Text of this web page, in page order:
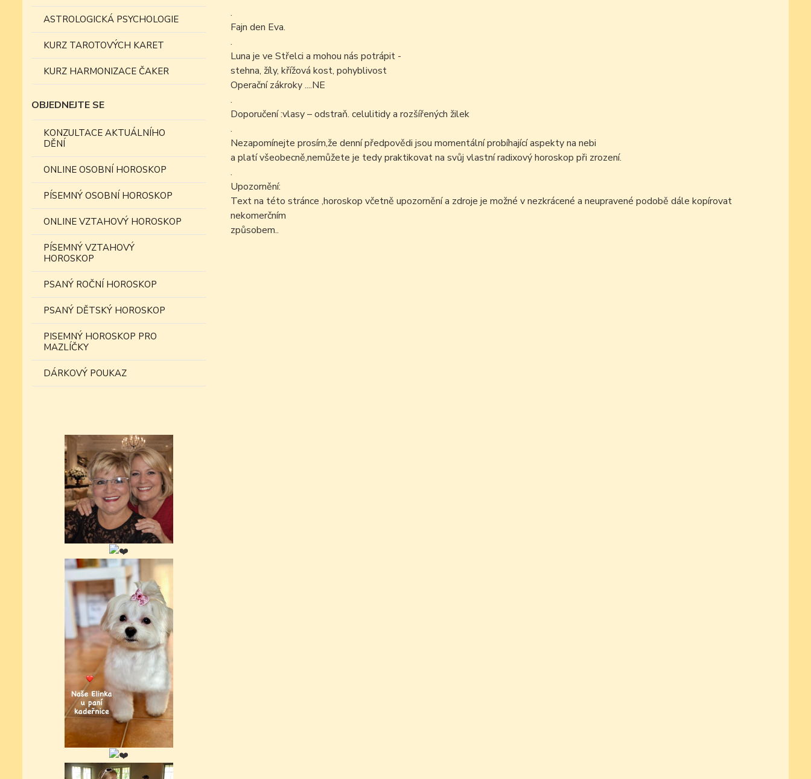
ASTROLOGICKÁ PSYCHOLOGIE
KURZ TAROTOVÝCH KARET
KURZ HARMONIZACE ČAKER
OBJEDNEJTE SE
KONZULTACE AKTUÁLNÍHO
DĚNÍ
ONLINE OSOBNÍ HOROSKOP
PÍSEMNÝ OSOBNÍ HOROSKOP
ONLINE VZTAHOVÝ HOROSKOP
PÍSEMNÝ VZTAHOVÝ
HOROSKOP
PSANÝ ROČNÍ HOROSKOP
PSANÝ DĚTSKÝ HOROSKOP
PISEMNÝ HOROSKOP PRO
MAZLÍČKY
DÁRKOVÝ POUKAZ
.
Fajn den Eva.
.
Luna je ve Střelci a mohou nás potrápit -
stehna, žíly, křížová kost, pohyblivost
Operační zákroky ....NE
.
Doporučení :vlasy – odstraň. celulitidy a rozšířených žilek
.
Nezapomínejte prosím,že denní předpovědi jsou momentální probíhající aspekty na nebi
a platí všeobecně,nemůžete je tedy praktikovat na svůj vlastní radixový horoskop při zrození.
.
Upozornění:
Text na této stránce ,horoskop včetně upozornění a zdroje je možné v nezkrácené a neupravené podobě dále kopírovat
nekomerčním
způsobem..